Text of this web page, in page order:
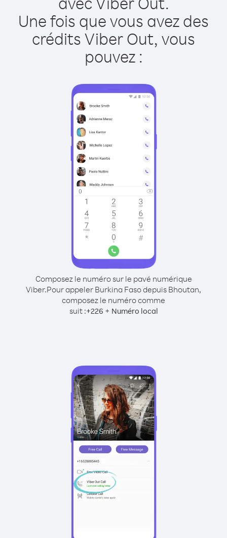
Une fois que vous avez des
crédits Viber Out, vous
pouvez :
Composez le numéro sur le pavé numérique
Viber.Pour appeler Burkina Faso depuis Bhoutan,
composez le numéro comme
suit :+226 + Numéro local